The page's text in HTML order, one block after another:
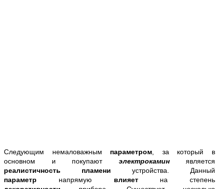
Следующим немаловажным параметром , за который в
основном и покупают электрокамин является
реалистичность пламени устройства. Данный
параметр напрямую влияет на степень